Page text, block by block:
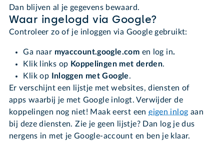
Dan blijven al je gegevens bewaard.
Waar ingelogd via Google?
Controleer zo of je inloggen via Google gebruikt:
Ga naar myaccount.google.com en log in.
Klik links op Koppelingen met derden.
Klik op
Inloggen met Google.
Er verschijnt een lijstje met websites, diensten of
apps waarbij je met Google inlogt. Verwijder de
koppelingen nog niet! Maak eerst eeneigen inlog aan
bij deze diensten. Zie je geen lijstje? Dan log je dus
nergens in met je Google-account en ben je klaar.